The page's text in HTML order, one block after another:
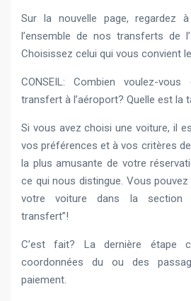
Sur la nouvelle page, regardez
l’ensemble de nos transferts de
Choisissez celui qui vous convient
CONSEIL: Combien voulez-
transfert à l’aéroport? Quelle est la
Si vous avez choisi une voiture, il
vos préférences et à vos critères de
la plus amusante de votre
ce qui nous distingue. Vous
votre voiture dans la section
transfert”!
C’est fait? La dernière étape
coordonnées du ou des
paiement.